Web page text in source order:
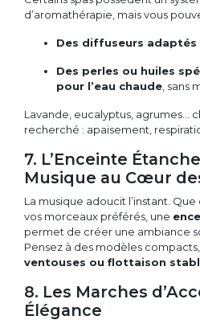
d’aromathérapie, mais vous
Des diffuseurs adaptés
Des perles ou huiles
pour l’eau chaude , sans
Lavande, eucalyptus, agrumes…
recherché : apaisement,
7. L’Enceinte
Musique au Cœur
La musique adoucit l’instant.
vos morceaux préférés, une
permet de créer une ambiance
Pensez à des modèles
ventouses ou flottaison
8. Les Marches
Élégance